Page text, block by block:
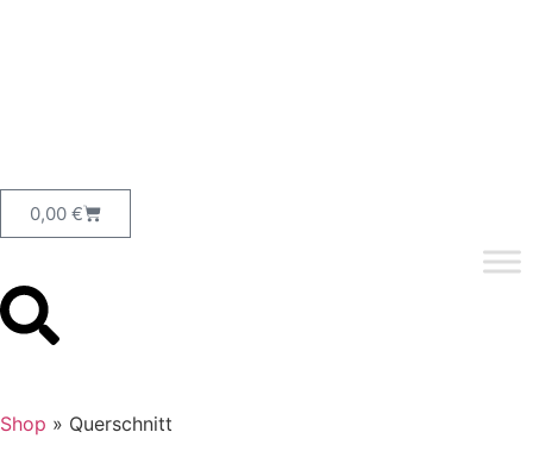
0,00 €
Shop » Querschnitt